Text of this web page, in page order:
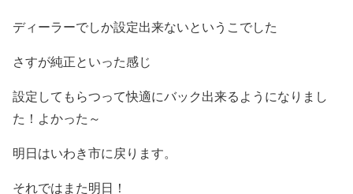
ディーラーでしか設定出来ないというこでした
さすが純正といった感じ
設定してもらつって快適にバック出来るようになりまし
た！よかった～
明日はいわき市に戻ります。
それではまた明日！